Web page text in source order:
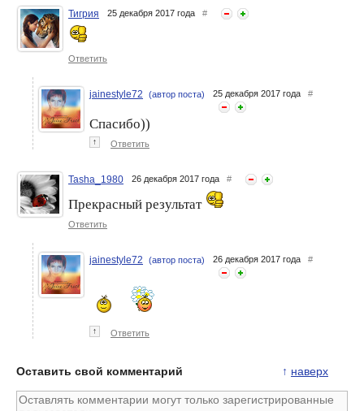
Аджика... у каждой хозяйки
она своя!
Этоуваспигменттакой...
Тигрия 25 декабря 2017 года #
Ответить
jainestyle72 (автор поста) 25 декабря 2017 года #
Спасибо))
↑ Ответить
Tasha_1980 26 декабря 2017 года #
Прекрасный результат
Ответить
jainestyle72 (автор поста) 26 декабря 2017 года #
↑ Ответить
↑ наверх
Оставить свой комментарий